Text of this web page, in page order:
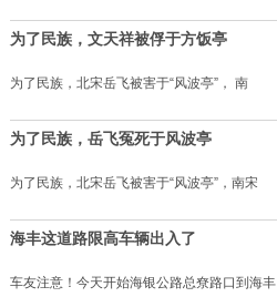
为了民族，文天祥被俘于方饭亭
为了民族，北宋岳飞被害于“风波亭”， 南
为了民族，岳飞冤死于风波亭
为了民族，北宋岳飞被害于“风波亭”，南宋
海丰这道路限高车辆出入了
车友注意！今天开始海银公路总尞路口到海丰